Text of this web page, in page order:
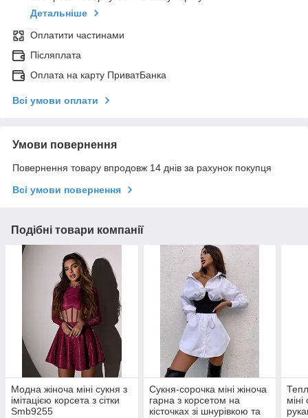
Детальніше
Оплатити частинами
Післяплата
Оплата на карту ПриватБанка
Всі умови оплати
Умови повернення
Повернення товару впродовж 14 днів за рахунок покупця
Всі умови повернення
Подібні товари компанії
Модна жіноча міні сукня з
імітацією корсета з сітки
Smb9255
Сукня-сорочка міні жіноча
гарна з корсетом на
кісточках зі шнурівкою та